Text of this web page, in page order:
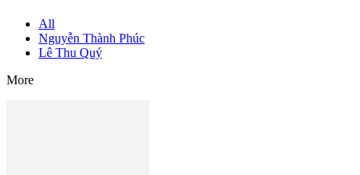
All
Nguyễn Thành Phúc
Lê Thu Quý
More